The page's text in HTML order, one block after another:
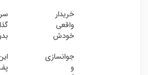
نگاهِ
بعد،
انرژی
بلفا با
خریدار
واقعی
خودش
فروش
فوری
با
جوانسازی
و